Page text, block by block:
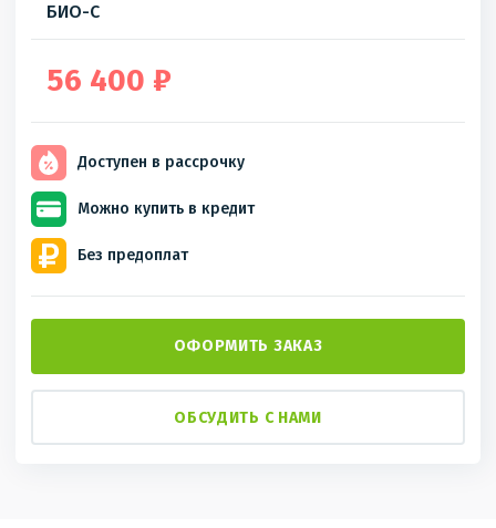
БИО-С
56 400 ₽
Доступен в рассрочку
Можно купить в кредит
Без предоплат
ОФОРМИТЬ ЗАКАЗ
ОБСУДИТЬ С НАМИ